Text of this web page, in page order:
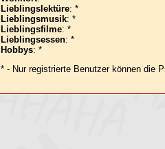
Lieblingslektüre: *
Lieblingsmusik: *
Lieblingsfilme: *
Lieblingsessen: *
Hobbys: *
* - Nur registrierte Benutzer können die